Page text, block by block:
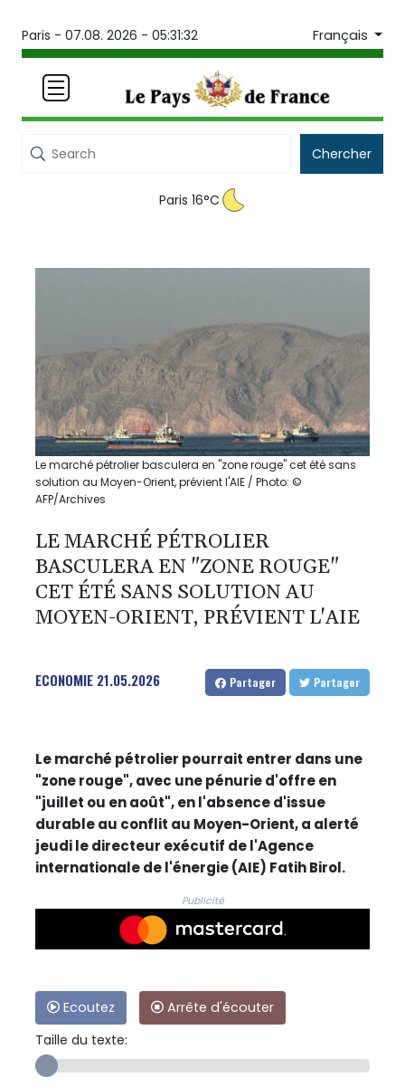
Paris - 07.08. 2026 - 05:31:32 Français
Chercher
Paris 16°C
Le marché pétrolier basculera en "zone rouge" cet été sans
solution au Moyen-Orient, prévient l'AIE / Photo: ©
AFP/Archives
LE MARCHÉ PÉTROLIER
BASCULERA EN "ZONE ROUGE"
CET ÉTÉ SANS SOLUTION AU
MOYEN-ORIENT, PRÉVIENT L'AIE
ECONOMIE 21.05.2026 Partager Partager
Le marché pétrolier pourrait entrer dans une
"zone rouge", avec une pénurie d'offre en
"juillet ou en août", en l'absence d'issue
durable au conflit au Moyen-Orient, a alerté
jeudi le directeur exécutif de l'Agence
internationale de l'énergie (AIE) Fatih Birol.
Publicité
Ecoutez
Arrête d'écouter
Taille du texte: